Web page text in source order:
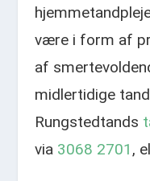
være i form af
af
midlertidige
Rungstedtands
via 3068 2701 ,